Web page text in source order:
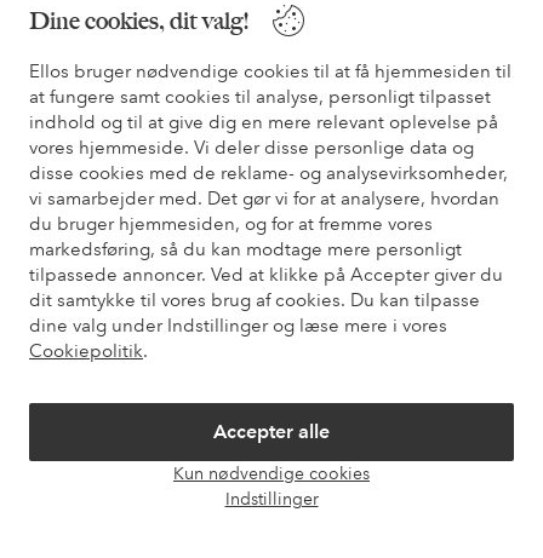
Dine cookies, dit valg!
Ellos bruger nødvendige cookies til at få hjemmesiden til
at fungere samt cookies til analyse, personligt tilpasset
indhold og til at give dig en mere relevant oplevelse på
vores hjemmeside. Vi deler disse personlige data og
disse cookies med de reklame- og analysevirksomheder,
vi samarbejder med. Det gør vi for at analysere, hvordan
du bruger hjemmesiden, og for at fremme vores
markedsføring, så du kan modtage mere personligt
tilpassede annoncer. Ved at klikke på Accepter giver du
dit samtykke til vores brug af cookies. Du kan tilpasse
dine valg under Indstillinger og læse mere i vores
Cookiepolitik.
Accepter alle
Kun nødvendige cookies
Indstillinger
* Se tilbudsbetingelser ved registrering
Har du brug for hjælp?
Du kan finde svar på de oftest stillede spørgsmål i vores FAQ.
Du kan også finde oplysninger om, hvordan du kontakter os.
Kundeservice Bestilling Betalingsmåde
Mine sider
Om Ellos